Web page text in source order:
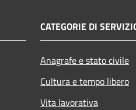
CATEGORIE DI
Anagrafe e stato civile
Cultura e tempo libero
Vita lavorativa